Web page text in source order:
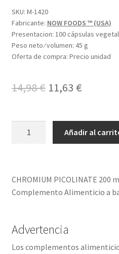
SKU: M-1420
Fabricante: NOW FOODS ™ (USA)
Presentacion: 100 cápsulas
Peso neto ⁄ volumen: 45 g
Oferta de compra: Precio unidad
14,98€ El
original
era:
11,63 €El
actual
es:
Añadir al
CHROMIUM PICOLINATE 200
Complemento Alimenticio a
Advertencia
Los complementos